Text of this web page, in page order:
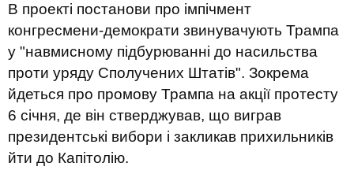
В проекті постанови про імпічмент
конгресмени-демократи звинувачують Трампа
у "навмисному підбурюванні до насильства
проти уряду Сполучених Штатів". Зокрема
йдеться про промову Трампа на акції протесту
6 січня, де він стверджував, що виграв
президентські вибори і закликав прихильників
йти до Капітолію.